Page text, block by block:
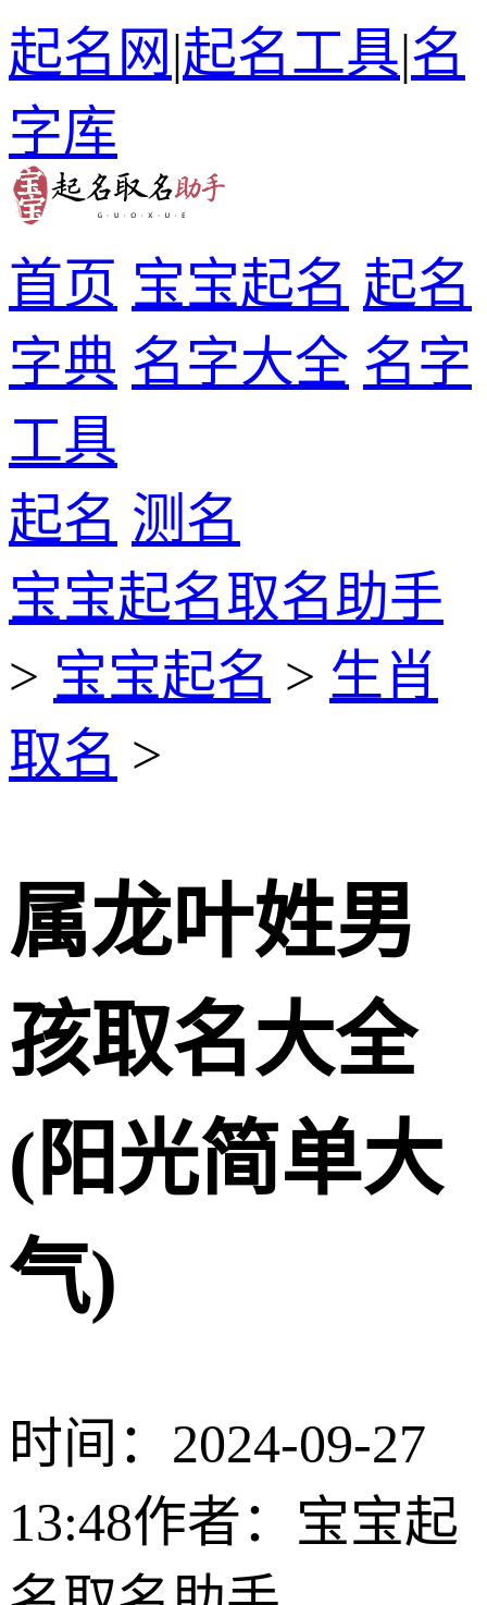
起名网|起名工具|名
字库
首页 宝宝起名 起名
字典 名字大全 名字
工具
起名 测名
宝宝起名取名助手
> 宝宝起名 > 生肖
取名 >
属龙叶姓男
孩取名大全
(阳光简单大
气)
时间：2024-09-27
13:48作者：宝宝起